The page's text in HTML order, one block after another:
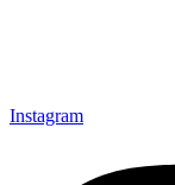
Instagram